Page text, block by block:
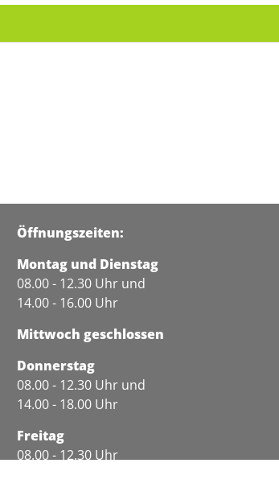
Öffnungszeiten:
Montag und Dienstag
08.00 - 12.30 Uhr und
14.00 - 16.00 Uhr
Mittwoch geschlossen
Donnerstag
08.00 - 12.30 Uhr und
14.00 - 18.00 Uhr
Freitag
08.00 - 12.30 Uhr